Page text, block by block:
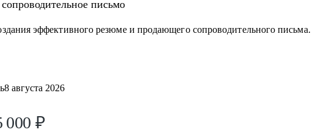
и закупкам
развитию
развития: выявить сильные стороны и зоны роста, понять
уникальность, найти оптимальное и актуальное решение, а также
письмо
эффективного резюме и продающего сопроводительного письма.
8 августа 2026
000 ₽